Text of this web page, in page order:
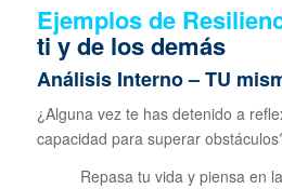
Ejemplos de
ti y de los demás
Análisis Interno – TU
¿Alguna vez te has detenido a
capacidad para superar
Repasa tu vida y piensa en